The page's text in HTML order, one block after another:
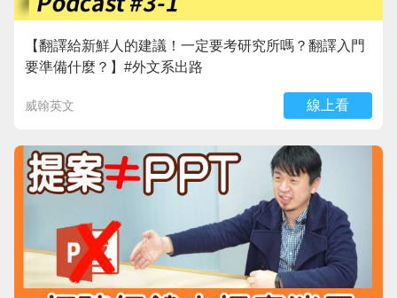
【翻譯給新鮮人的建議！一定要考研究所嗎？翻譯入門
要準備什麼？】#外文系出路​
威翰英文 線上看